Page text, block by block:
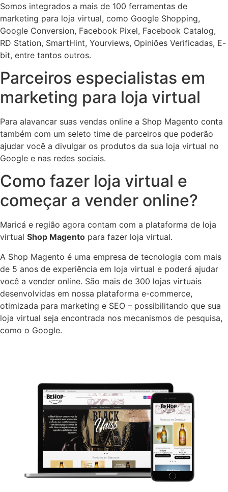
Somos integrados a mais de 100 ferramentas de
marketing para loja virtual, como Google Shopping,
Google Conversion, Facebook Pixel, Facebook Catalog,
RD Station, SmartHint, Yourviews, Opiniões Verificadas, E-
bit, entre tantos outros.
Parceiros especialistas em
marketing para loja virtual
Para alavancar suas vendas online a Shop Magento conta
também com um seleto time de parceiros que poderão
ajudar você a divulgar os produtos da sua loja virtual no
Google e nas redes sociais.
Como fazer loja virtual e
começar a vender online?
Maricá e região agora contam com a plataforma de loja
virtual Shop Magento para fazer loja virtual.
A Shop Magento é uma empresa de tecnologia com mais
de 5 anos de experiência em loja virtual e poderá ajudar
você a vender online. São mais de 300 lojas virtuais
desenvolvidas em nossa plataforma e-commerce,
otimizada para marketing e SEO – possibilitando que sua
loja virtual seja encontrada nos mecanismos de pesquisa,
como o Google.